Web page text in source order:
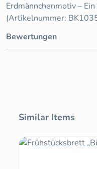
Erdmännchenmotiv –
(Artikelnummer:
Bewertungen
Produktgalerie
Similar Items